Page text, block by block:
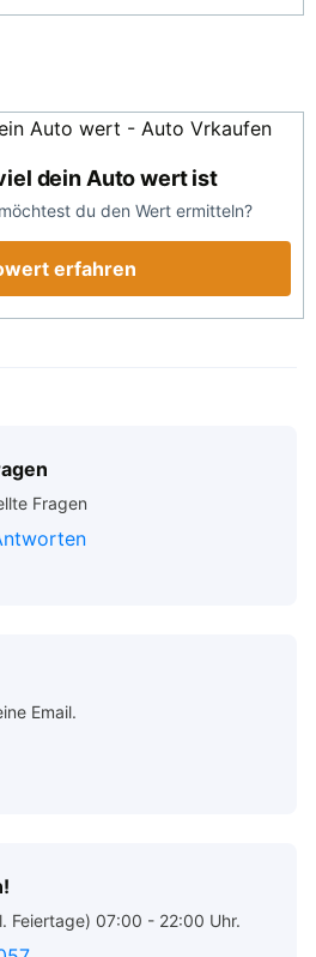
dein Auto wert ist
du den Wert ermitteln?
erfahren
Fragen
Email.
Feiertage) 07:00 - 22:00 Uhr.